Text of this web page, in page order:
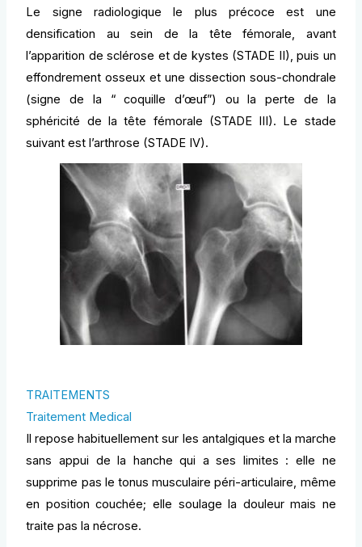
Le signe radiologique le plus précoce est une
densification au sein de la tête fémorale, avant
l’apparition de sclérose et de kystes (STADE II), puis un
effondrement osseux et une dissection sous-chondrale
(signe de la “ coquille d’œuf”) ou la perte de la
sphéricité de la tête fémorale (STADE III). Le stade
suivant est l’arthrose (STADE IV).
TRAITEMENTS
Traitement Medical
Il repose habituellement sur les antalgiques et la marche
sans appui de la hanche qui a ses limites : elle ne
supprime pas le tonus musculaire péri-articulaire, même
en position couchée; elle soulage la douleur mais ne
traite pas la nécrose.